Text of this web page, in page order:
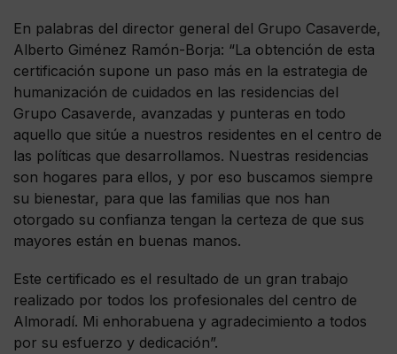
En palabras del director general del Grupo Casaverde,
Alberto Giménez Ramón-Borja: “La obtención de esta
certificación supone un paso más en la estrategia de
humanización de cuidados en las residencias del
Grupo Casaverde, avanzadas y punteras en todo
aquello que sitúe a nuestros residentes en el centro de
las políticas que desarrollamos. Nuestras residencias
son hogares para ellos, y por eso buscamos siempre
su bienestar, para que las familias que nos han
otorgado su confianza tengan la certeza de que sus
mayores están en buenas manos.
Este certificado es el resultado de un gran trabajo
realizado por todos los profesionales del centro de
Almoradí. Mi enhorabuena y agradecimiento a todos
por su esfuerzo y dedicación”.